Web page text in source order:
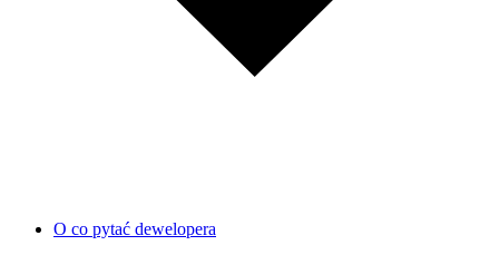
O co pytać dewelopera